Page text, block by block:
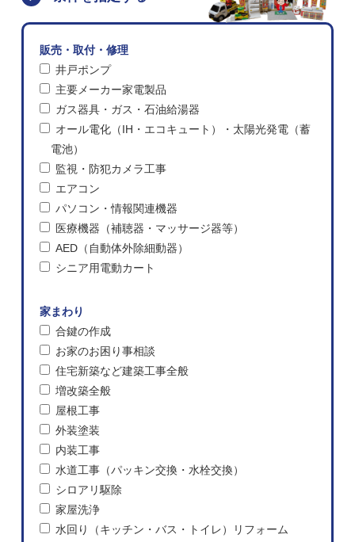
販売・取付・修理
井戸ポンプ
主要メーカー家電製品
ガス器具・ガス・石油給湯器
オール電化（IH・エコキュート）・太陽光発電（蓄
電池）
監視・防犯カメラ工事
エアコン
パソコン・情報関連機器
医療機器（補聴器・マッサージ器等）
AED（自動体外除細動器）
シニア用電動カート
家まわり
合鍵の作成
お家のお困り事相談
住宅新築など建築工事全般
増改築全般
屋根工事
外装塗装
内装工事
水道工事（パッキン交換・水栓交換）
シロアリ駆除
家屋洗浄
水回り（キッチン・バス・トイレ）リフォーム